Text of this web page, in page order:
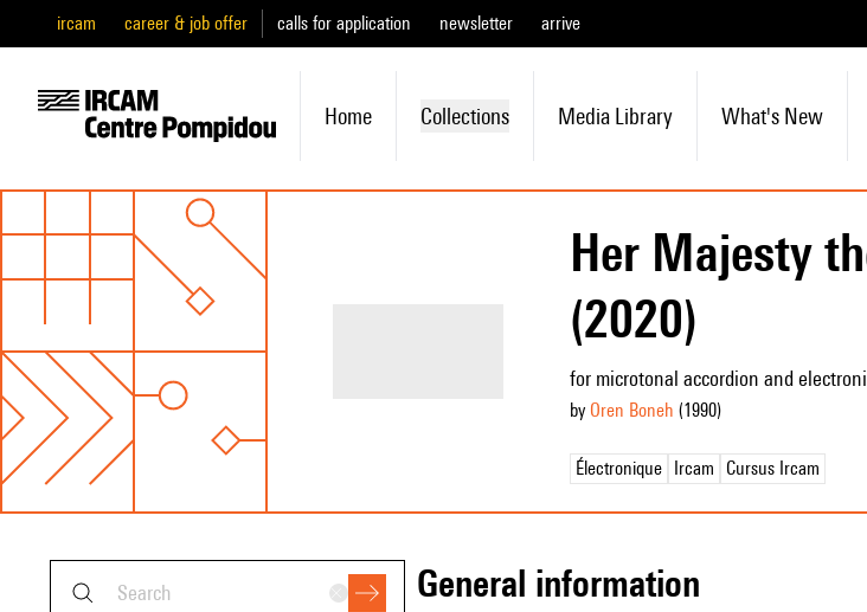
ircam career & job offer calls for application newsletter arrive
Home Collections Media Library What's New
Her Majesty
(2020)
for microtonal accordion and
by Oren Boneh (1990)
Électronique Ircam Cursus Ircam
general information